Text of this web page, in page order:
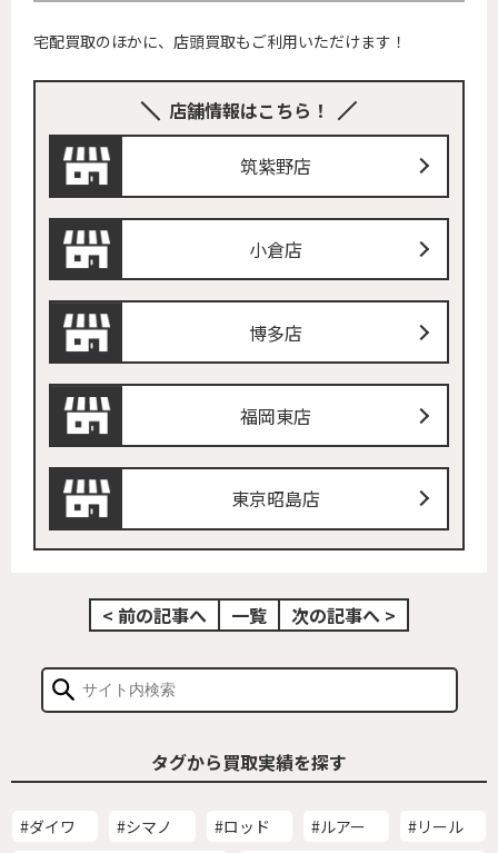
宅配買取のほかに、店頭買取もご利用いただけます！
店舗情報はこちら！
筑紫野店
小倉店
博多店
福岡東店
東京昭島店
< 前の記事へ 一覧 次の記事へ >
タグから買取実績を探す
#ダイワ #シマノ #ロッド #ルアー
#リール